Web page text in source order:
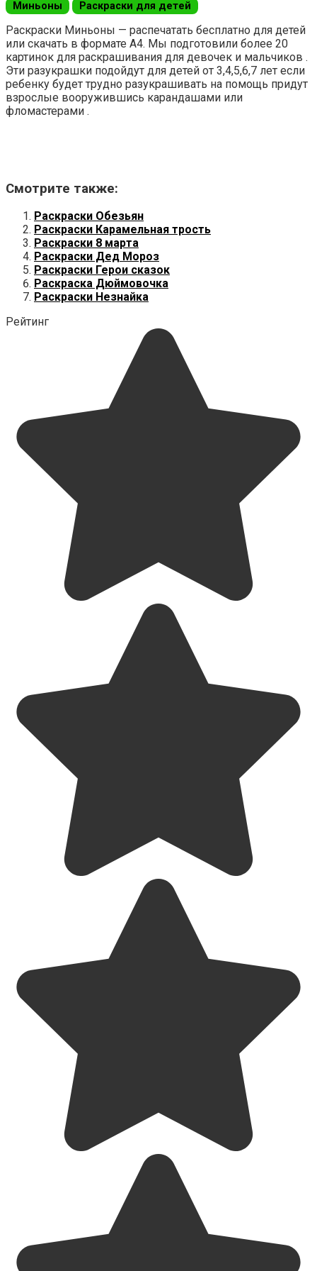
Миньоны Раскраски для детей
Раскраски Миньоны — распечатать бесплатно для детей
или скачать в формате А4. Мы подготовили более 20
картинок для раскрашивания для девочек и мальчиков .
Эти разукрашки подойдут для детей от 3,4,5,6,7 лет если
ребенку будет трудно разукрашивать на помощь придут
взрослые вооружившись карандашами или
фломастерами .
Смотрите также:
Раскраски Обезьян
Раскраски Карамельная трость
Раскраски 8 марта
Раскраски Дед Мороз
Раскраски Герои сказок
Раскраска Дюймовочка
Раскраски Незнайка
Рейтинг